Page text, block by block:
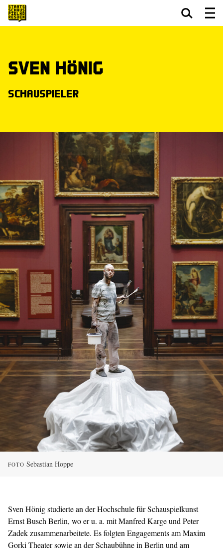
Sven Hönig
Schauspieler
FOTO Sebastian Hoppe
Sven Hönig studierte an der Hochschule für Schauspielkunst
Ernst Busch Berlin, wo er u. a. mit Manfred Karge und Peter
Zadek zusammenarbeitete. Es folgten Engagements am Maxim
Gorki Theater sowie an der Schaubühne in Berlin und am